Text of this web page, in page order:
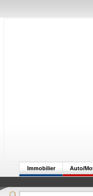
Auto/
Immobilier